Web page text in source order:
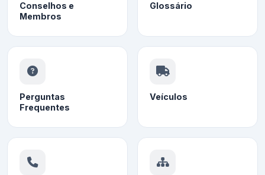
Conselhos e
Membros
Glossário
Perguntas
Frequentes
Veículos